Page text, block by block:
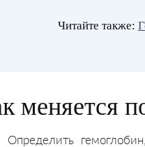
Читайте также:
меняется
Определить